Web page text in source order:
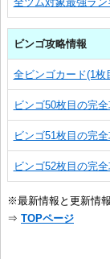
ビンゴ攻略情報
全ビンゴカード(1枚
ビンゴ50枚目の完
ビンゴ51枚目の完
ビンゴ52枚目の完
※最新情報と更新情
⇒ TOPページ